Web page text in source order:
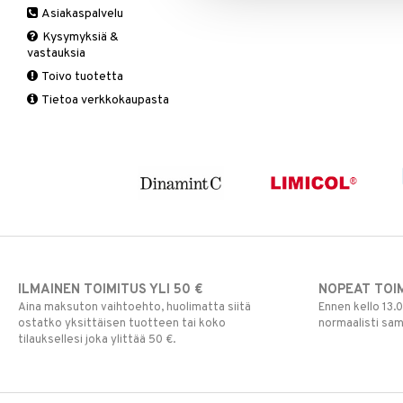
Ruuansulatus
Suolisto
Muut
Valkosipuli
Yskään
B-vitamiinit
C-vitamiinit
Miehet
Multimineraalit
Muut
Q-10
Schizandra
Suorituskyky
Asiakaspalvelu
Kysymyksiä &
vastauksia
Toivo tuotetta
Tietoa verkkokaupasta
ILMAINEN TOIMITUS YLI 50 €
Aina maksuton vaihtoehto, huolimatta siitä
ostatko yksittäisen tuotteen tai koko
tilauksellesi joka ylittää 50 €.
NOPEAT
Ennen kello
normaalisti